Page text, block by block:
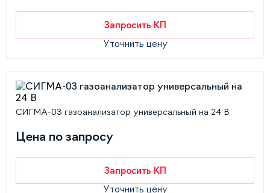
Запросить КП
Уточнить цену
СИГМА-03 газоанализатор универсальный на 24 В
Цена по запросу
Запросить КП
Уточнить цену